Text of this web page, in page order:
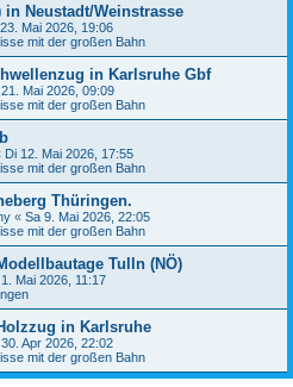
in Neustadt/Weinstrasse
Mai 2026, 19:06
mit der großen Bahn
in Karlsruhe Gbf
Mai 2026, 09:09
mit der großen Bahn
Di 12. Mai 2026, 17:55
mit der großen Bahn
Thüringen.
« Sa 9. Mai 2026, 22:05
mit der großen Bahn
Tulln (NÖ)
Mai 2026, 11:17
in Karlsruhe
Apr 2026, 22:02
mit der großen Bahn